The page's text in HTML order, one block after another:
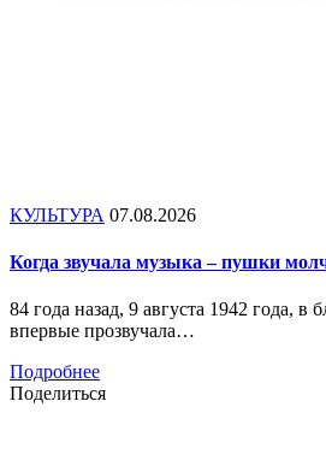
КУЛЬТУРА 07.08.2026
Когда звучала музыка – пушки
84 года назад, 9 августа 1942 года, в
впервые прозвучала…
Подробнее
Поделиться